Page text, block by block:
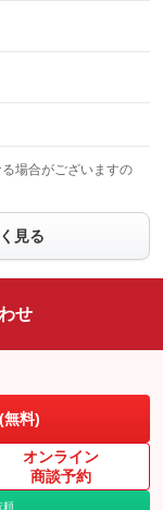
ター
り
カメラ
し
メラ
し
ール
し
イトウォッシャー
場合がございますの
見る
せ
無料)
オンライン
商談予約
頼